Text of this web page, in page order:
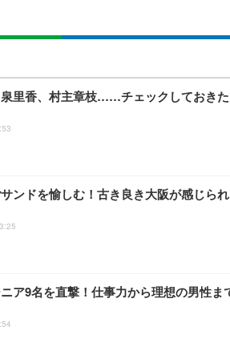
里香、村主章枝……チェックしておき
ンドを愉しむ！古き良き大阪が感じられ
ア9名を直撃！仕事力から理想の男性ま